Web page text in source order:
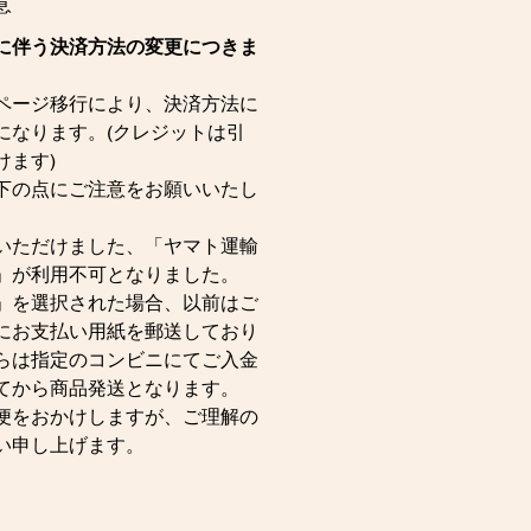
伴う決済方法の変更につきま
ージ移行により、決済方法に
なります。(クレジットは引
ます)
の点にご注意をお願いいたし
だけました、「ヤマト運輸
利用不可となりました。
選択された場合、以前はご
お支払い用紙を郵送しており
は指定のコンビニにてご入金
から商品発送となります。
をおかけしますが、ご理解の
し上げます。